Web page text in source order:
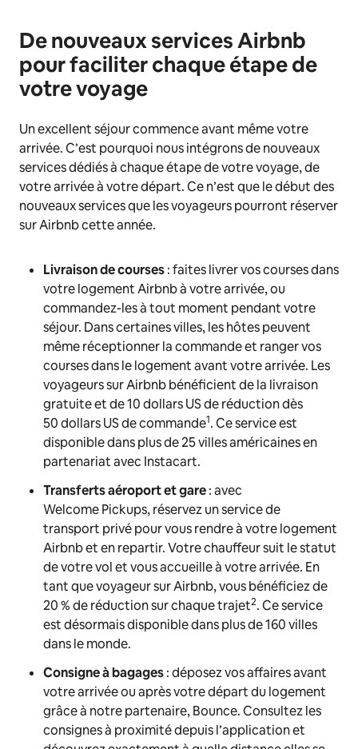
De nouveaux services Airbnb
pour faciliter chaque étape de
votre voyage
Un excellent séjour commence avant même votre
arrivée. C’est pourquoi nous intégrons de nouveaux
services dédiés à chaque étape de votre voyage, de
votre arrivée à votre départ. Ce n’est que le début des
nouveaux services que les voyageurs pourront réserver
sur Airbnb cette année.
Livraison de courses: faites livrer vos courses dans
votre logement Airbnb à votre arrivée, ou
commandez-les à tout moment pendant votre
séjour. Dans certaines villes, les hôtes peuvent
même réceptionner la commande et ranger vos
courses dans le logement avant votre arrivée. Les
voyageurs sur Airbnb bénéficient de la livraison
gratuite et de 10 dollars US de réduction dès
50 dollars US de commande1. Ce service est
disponible dans plus de 25 villes américaines en
partenariat avec Instacart.
Transferts aéroport et gare: avec
Welcome Pickups, réservez un service de
transport privé pour vous rendre à votre logement
Airbnb et en repartir. Votre chauffeur suit le statut
de votre vol et vous accueille à votre arrivée. En
tant que voyageur sur Airbnb, vous bénéficiez de
20 % de réduction sur chaque trajet2. Ce service
est désormais disponible dans plus de 160 villes
dans le monde.
Consigne à bagages: déposez vos affaires avant
votre arrivée ou après votre départ du logement
grâce à notre partenaire, Bounce. Consultez les
consignes à proximité depuis l’application et